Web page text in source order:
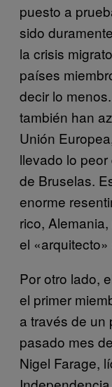
puesto a
sido
la crisis
países
decir lo
también han
Unión
llevado lo
de Bruselas.
enorme
rico,
el
Por otro lado,
el primer
a través de un
pasado mes
Nigel Farage,